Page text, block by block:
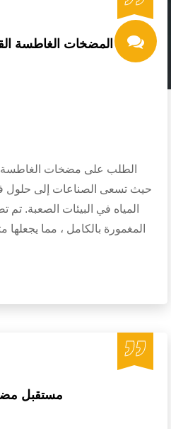
المضخات الغاطسة
الطلب على مضخات الغاطسة
حيث تسعى الصناعات إلى حلول
المياه في البيئات الصعبة.
المغمورة بالكامل ، مما يجعلها
مستقبل